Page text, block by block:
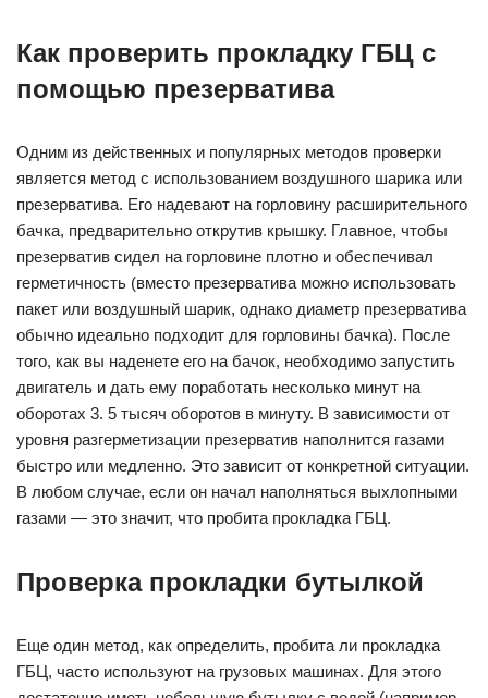
Как проверить прокладку ГБЦ с
помощью презерватива
Одним из действенных и популярных методов проверки
является метод с использованием воздушного шарика или
презерватива. Его надевают на горловину расширительного
бачка, предварительно открутив крышку. Главное, чтобы
презерватив сидел на горловине плотно и обеспечивал
герметичность (вместо презерватива можно использовать
пакет или воздушный шарик, однако диаметр презерватива
обычно идеально подходит для горловины бачка). После
того, как вы наденете его на бачок, необходимо запустить
двигатель и дать ему поработать несколько минут на
оборотах 3. 5 тысяч оборотов в минуту. В зависимости от
уровня разгерметизации презерватив наполнится газами
быстро или медленно. Это зависит от конкретной ситуации.
В любом случае, если он начал наполняться выхлопными
газами — это значит, что пробита прокладка ГБЦ.
Проверка прокладки бутылкой
Еще один метод, как определить, пробита ли прокладка
ГБЦ, часто используют на грузовых машинах. Для этого